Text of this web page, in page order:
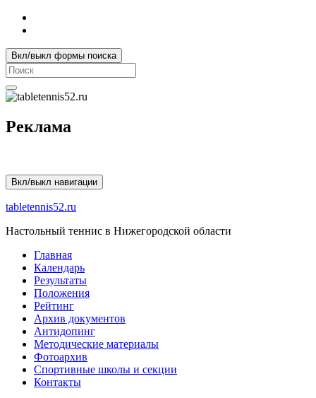
Вкл/выкл формы поиска
Search
for:
Реклама
Вкл/выкл навигации
tabletennis52.ru
Настольный теннис в Нижегородской области
Главная
Календарь
Результаты
Положения
Рейтинг
Архив документов
Антидопинг
Методические материалы
Фотоархив
Спортивные школы и секции
Контакты